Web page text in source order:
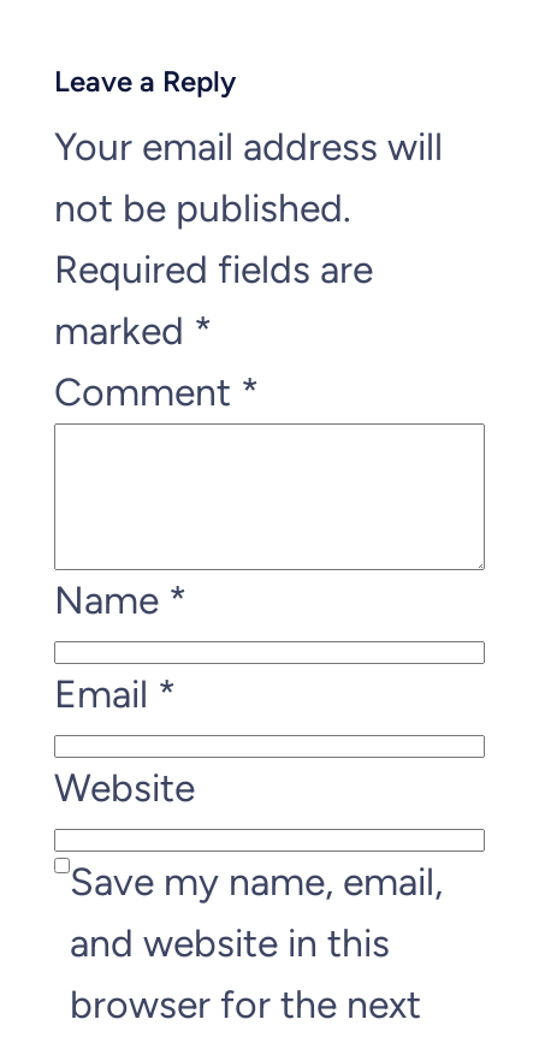
Leave a Reply
Your email address will
not be published.
Required fields are
marked *
Comment *
Name *
Email *
Website
Save my name, email,
and website in this
browser for the next